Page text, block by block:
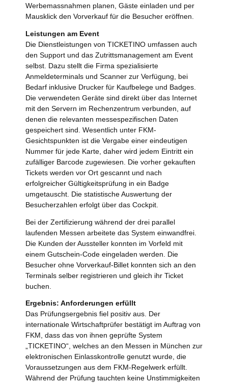
Werbemassnahmen planen, Gäste einladen und per
Mausklick den Vorverkauf für die Besucher eröffnen.
Leistungen am Event
Die Dienstleistungen von TICKETINO umfassen auch
den Support und das Zutrittsmanagement am Event
selbst. Dazu stellt die Firma spezialisierte
Anmeldeterminals und Scanner zur Verfügung, bei
Bedarf inklusive Drucker für Kaufbelege und Badges.
Die verwendeten Geräte sind direkt über das Internet
mit den Servern im Rechenzentrum verbunden, auf
denen die relevanten messespezifischen Daten
gespeichert sind. Wesentlich unter FKM-
Gesichtspunkten ist die Vergabe einer eindeutigen
Nummer für jede Karte, daher wird jedem Eintritt ein
zufälliger Barcode zugewiesen. Die vorher gekauften
Tickets werden vor Ort gescannt und nach
erfolgreicher Gültigkeitsprüfung in ein Badge
umgetauscht. Die statistische Auswertung der
Besucherzahlen erfolgt über das Cockpit.
Bei der Zertifizierung während der drei parallel
laufenden Messen arbeitete das System einwandfrei.
Die Kunden der Aussteller konnten im Vorfeld mit
einem Gutschein-Code eingeladen werden. Die
Besucher ohne Vorverkauf-Billet konnten sich an den
Terminals selber registrieren und gleich ihr Ticket
buchen.
Ergebnis: Anforderungen erfüllt
Das Prüfungsergebnis fiel positiv aus. Der
internationale Wirtschaftprüfer bestätigt im Auftrag von
FKM, dass das von ihnen geprüfte System
„TICKETINO“, welches an den Messen in München zur
elektronischen Einlasskontrolle genutzt wurde, die
Voraussetzungen aus dem FKM-Regelwerk erfüllt.
Während der Prüfung tauchten keine Unstimmigkeiten